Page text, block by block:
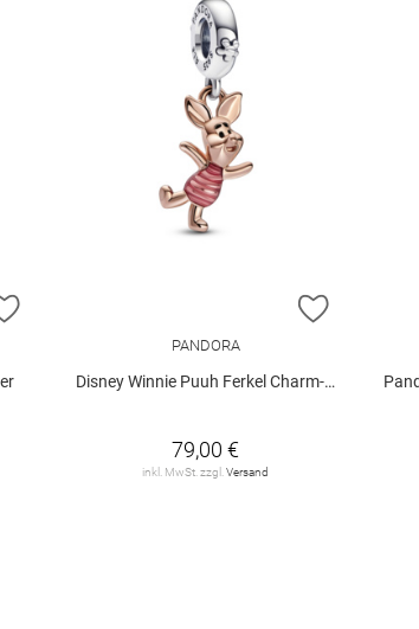
ZUR WUNSCHLISTE HINZUFÜGEN ZUR
PANDORA
Disney Winnie Puuh Ferkel Charm-Anhänger
79,00 €
inkl. MwSt. zzgl.Versand